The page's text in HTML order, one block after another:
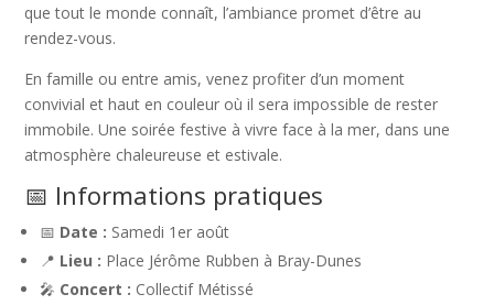
que tout le monde connaît, l’ambiance promet d’être au
rendez-vous.
En famille ou entre amis, venez profiter d’un moment
convivial et haut en couleur où il sera impossible de rester
immobile. Une soirée festive à vivre face à la mer, dans une
atmosphère chaleureuse et estivale.
📅 Informations pratiques
📅 Date : Samedi 1er août
📍 Lieu : Place Jérôme Rubben à Bray-Dunes
🎤 Concert : Collectif Métissé